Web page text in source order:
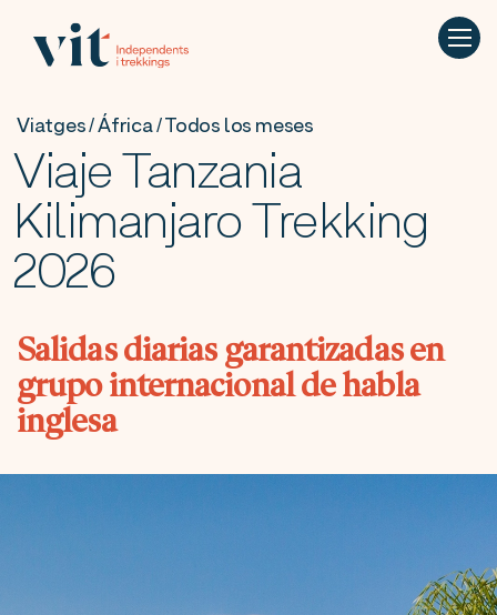
Viatges / África / Todos los meses
Viaje Tanzania
Kilimanjaro Trekking
2026
Salidas diarias garantizadas en
grupo internacional de habla
inglesa